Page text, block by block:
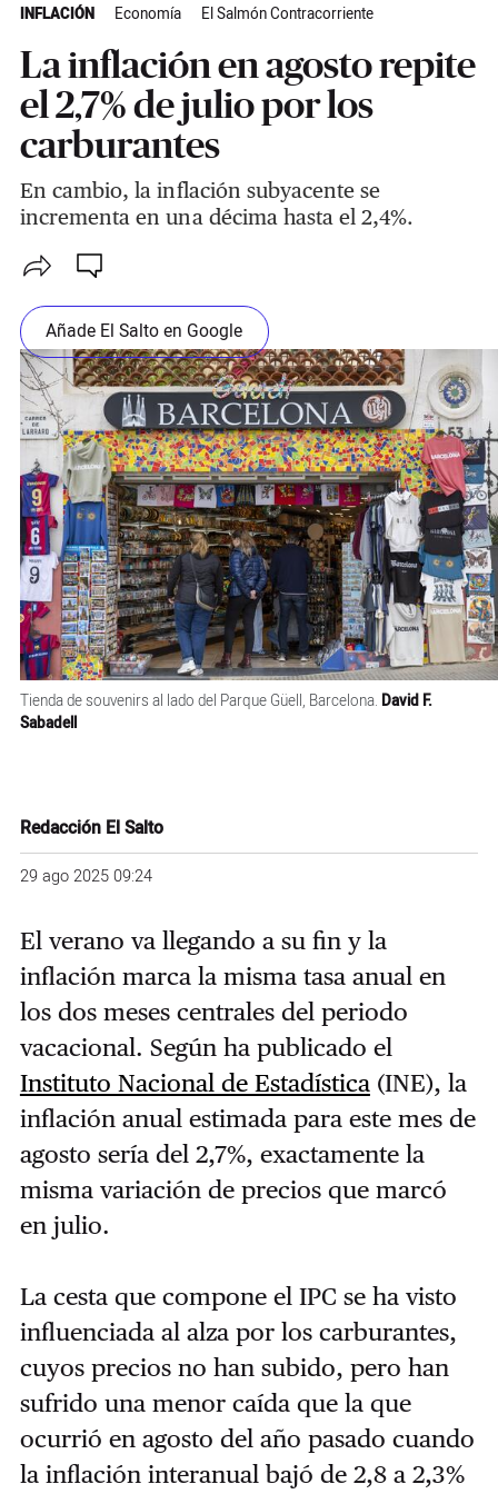
INFLACIÓN Economía El Salmón Contracorriente
La inflación en agosto repite
el 2,7% de julio por los
carburantes
En cambio, la inflación subyacente se
incrementa en una décima hasta el 2,4%.
Añade El Salto en Google
Tienda de souvenirs al lado del Parque Güell, Barcelona. David F.
Sabadell
Redacción El Salto
29 ago 2025 09:24
El verano va llegando a su fin y la
inflación marca la misma tasa anual en
los dos meses centrales del periodo
vacacional. Según ha publicado el
Instituto Nacional de Estadística(INE), la
inflación anual estimada para este mes de
agosto sería del 2,7%, exactamente la
misma variación de precios que marcó
en julio.
La cesta que compone el IPC se ha visto
influenciada al alza por los carburantes,
cuyos precios no han subido, pero han
sufrido una menor caída que la que
ocurrió en agosto del año pasado cuando
la inflación interanual bajó de 2,8 a 2,3%